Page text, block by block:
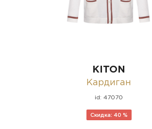
KITON
Кардиган
id: 47070
Скидка: 40 %